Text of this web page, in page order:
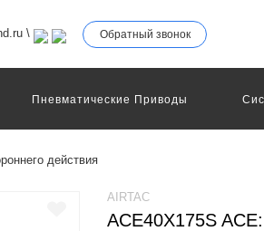
\ Обратный звонок
Пневматические Приводы
Технология Управления
действия
AIRTAC
ACE40X175S